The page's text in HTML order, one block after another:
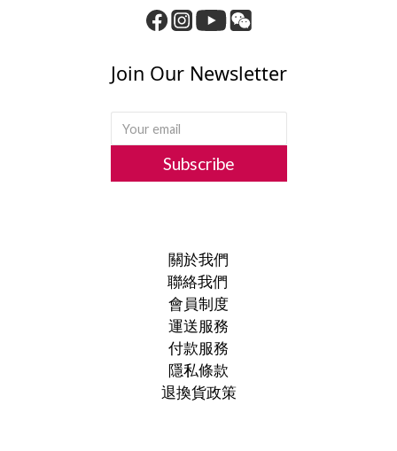
Join Our Newsletter
Subscribe
關於我們
聯絡我們
會員制度
運送服務
付款服務
隱私條款
退換貨政策